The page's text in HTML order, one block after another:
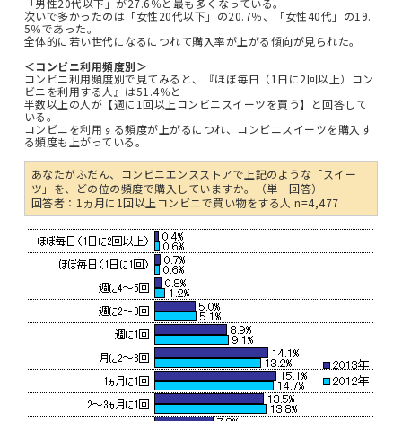
「男性20代以下」が27.6％と最も多くなっている。
次いで多かったのは「女性20代以下」の20.7％、「女性40代」の19.
5％であった。
全体的に若い世代になるにつれて購入率が上がる傾向が見られた。
＜コンビニ利用頻度別＞
コンビニ利用頻度別で見てみると、『ほぼ毎日（1日に2回以上）コン
ビニを利用する人』は51.4％と
半数以上の人が【週に1回以上コンビニスイーツを買う】と回答して
いる。
コンビニを利用する頻度が上がるにつれ、コンビニスイーツを購入す
る頻度も上がっている。
あなたがふだん、コンビニエンスストアで上記のような「スイー
ツ」を、どの位の頻度で購入していますか。（単一回答）
回答者：1ヵ月に1回以上コンビニで買い物をする人 n=4,477